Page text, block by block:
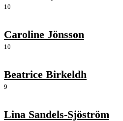
10
Caroline Jönsson
10
Beatrice Birkeldh
9
Lina Sandels-Sjöström